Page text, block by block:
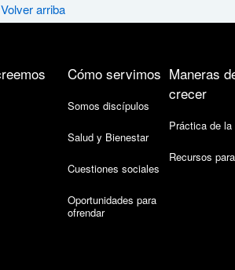
arriba
Cómo servimos
Somos discípulos
Salud y Bienestar
Cuestiones sociales
Oportunidades para
ofrendar
Maneras
crecer
Práctica de la
Recursos